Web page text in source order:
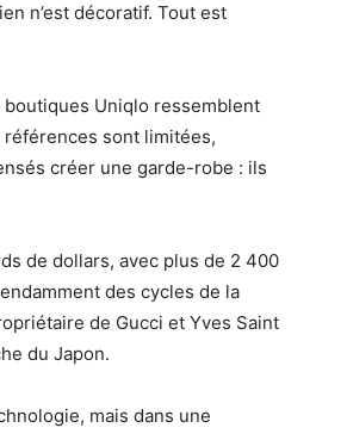
n’est décoratif. Tout est
boutiques Uniqlo ressemblent
références sont limitées,
créer une garde-robe : ils
de dollars, avec plus de 2 400
des cycles de la
de Gucci et Yves Saint
du Japon.
mais dans une